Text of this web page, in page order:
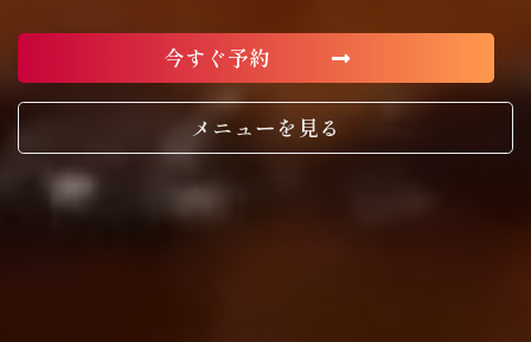
今すぐ予約
メニューを見る